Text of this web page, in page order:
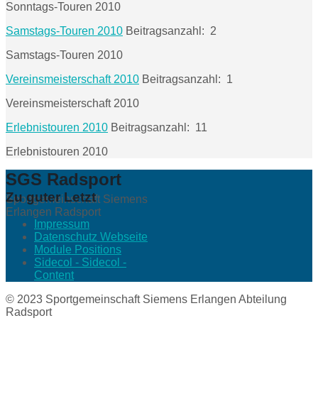
Sonntags-Touren 2010
Samstags-Touren 2010 Beitragsanzahl: 2
Samstags-Touren 2010
Vereinsmeisterschaft 2010 Beitragsanzahl: 1
Vereinsmeisterschaft 2010
Erlebnistouren 2010 Beitragsanzahl: 11
Erlebnistouren 2010
SGS Radsport
Sportgemeinschaft Siemens
Erlangen Radsport
Zu guter Letzt
Impressum
Datenschutz Webseite
Module Positions
Sidecol - Sidecol -
Content
© 2023 Sportgemeinschaft Siemens Erlangen Abteilung
Radsport